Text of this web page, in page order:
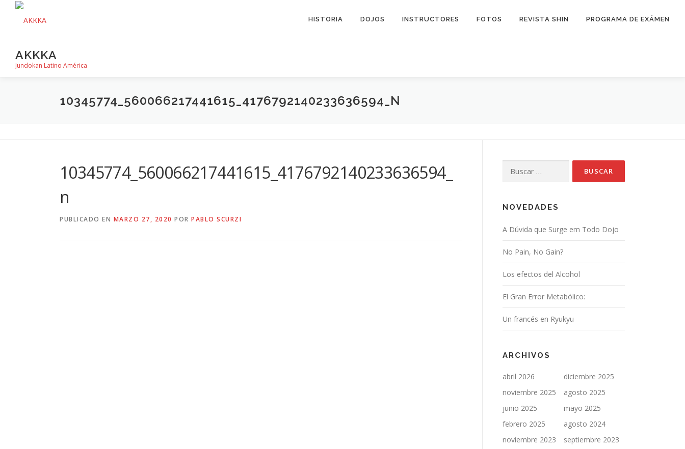
Saltar
AKKKA
Jundokan Latino América
HISTORIA DOJOS INSTRUCTORES FOTOS REVISTA SHIN PROGRAMA DE EXÁMEN
10345774_560066217441615_4176792140233636594_N
10345774_560066217441615_4176792140233636594_
n
PUBLICADO EN MARZO 27, 2020 POR PABLO SCURZI
NOVEDADES
A Dúvida que Surge em Todo Dojo
No Pain, No Gain?
Los efectos del Alcohol
El Gran Error Metabólico:
Un francés en Ryukyu
ARCHIVOS
abril 2026
diciembre 2025
noviembre 2025
agosto 2025
junio 2025
mayo 2025
febrero 2025
agosto 2024
noviembre 2023
septiembre 2023